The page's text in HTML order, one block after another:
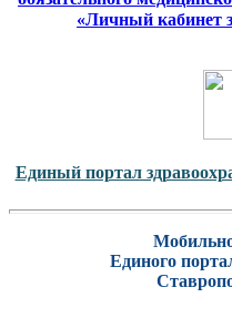
«Личный кабинет
Единый портал
Единого